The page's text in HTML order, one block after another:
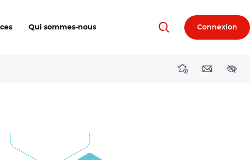
Qui sommes-nous RechercherConnexion
DirectionsContact